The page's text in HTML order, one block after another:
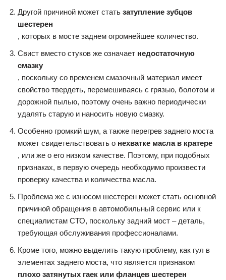
Другой причиной может стать затупление зубцов
шестерен
, которых в мосте заднем огромнейшее количество.
Свист вместо стуков же означает недостаточную
смазку
, поскольку со временем смазочный материал имеет
свойство твердеть, перемешиваясь с грязью, болотом и
дорожной пылью, поэтому очень важно периодически
удалять старую и наносить новую смазку.
Особенно громкий шум, а также перегрев заднего моста
может свидетельствовать о нехватке масла в кратере
, или же о его низком качестве. Поэтому, при подобных
признаках, в первую очередь необходимо произвести
проверку качества и количества масла.
Проблема же с износом шестерен может стать основной
причиной обращения в автомобильный сервис или к
специалистам СТО, поскольку задний мост – деталь,
требующая обслуживания профессионалами.
Кроме того, можно выделить такую проблему, как гул в
элементах заднего моста, что является признаком
плохо затянутых гаек или фланцев шестерен